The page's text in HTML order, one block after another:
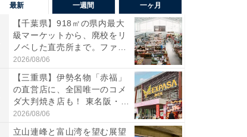
最新 一週間 一ヶ月
【千葉県】918㎡の県内最大
級マーケットから、廃校をリ
ノベした直売所まで。ファ
ー...
2026/08/06
【三重県】伊勢名物「赤福」
の直営店に、全国唯一のコメ
ダ大判焼き店も！ 東名阪・
伊...
2026/08/06
立山連峰と富山湾を望む展望